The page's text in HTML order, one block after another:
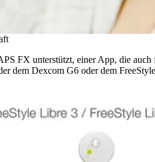
der Schwangerschaft mit einem
können.
FX unterstützt, einer App, die
dem Dexcom G6 oder dem